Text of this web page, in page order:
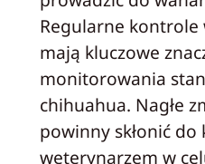
Regularne
mają kluczowe
monitorowania
chihuahua. Nagłe
powinny skłonić do
weterynarzem w